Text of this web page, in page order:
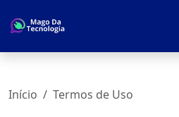
Início Termos de Uso